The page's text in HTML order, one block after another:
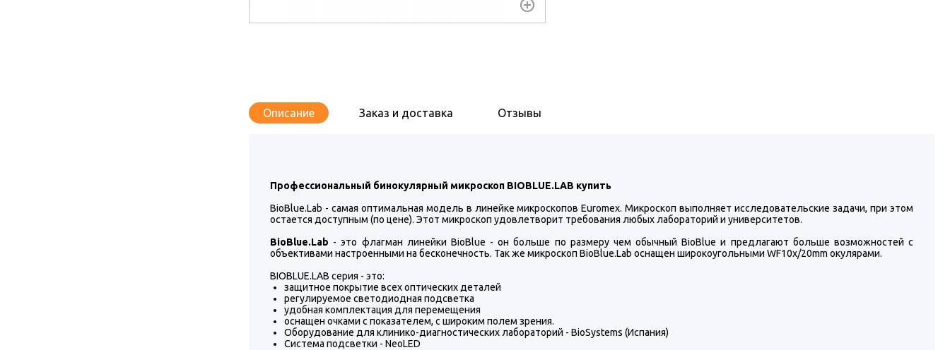
Описание Заказ и доставка Отзывы
Профессиональный бинокулярный микроскоп BIOBLUE.LAB купить
BioBlue.Lab - самая оптимальная модель в линейке микроскопов Euromex. Микроскоп выполняет исследовательские задачи, при этом
остается доступным (по цене). Этот микроскоп удовлетворит требования любых лабораторий и университетов.
BioBlue.Lab - это флагман линейки BioBlue - он больше по размеру чем обычный BioBlue и предлагают больше возможностей с
объективами настроенными на бесконечность. Так же микроскоп BioBlue.Lab оснащен широкоугольными WF10x/20mm окулярами.
BIOBLUE.LAB серия - это:
защитное покрытие всех оптических деталей
регулируемое светодиодная подсветка
удобная комплектация для перемещения
оснащен очками с показателем, с широким полем зрения.
Оборудование для клинико-диагностических лабораторий - BioSystems (Испания)
Система подсветки - NeoLED